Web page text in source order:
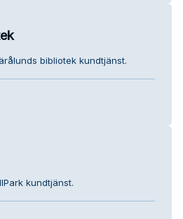
bibliotek kundtjänst.
kundtjänst.